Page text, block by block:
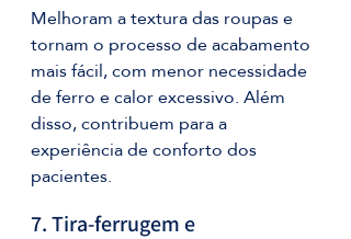
Melhoram a textura das roupas e
tornam o processo de acabamento
mais fácil, com menor necessidade
de ferro e calor excessivo. Além
disso, contribuem para a
experiência de conforto dos
pacientes.
7. Tira-ferrugem e